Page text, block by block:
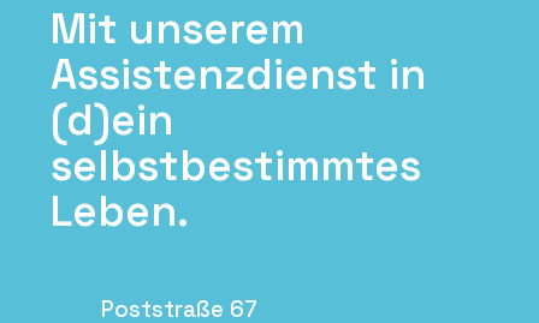
Mit unserem
Assistenzdienst in
(d)ein
selbstbestimmtes
Leben.
Poststraße 67